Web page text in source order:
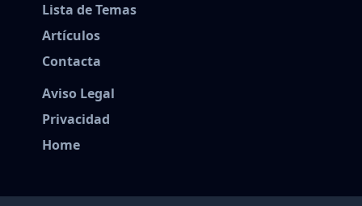
Lista de Temas
Artículos
Contacta
Aviso Legal
Privacidad
Home